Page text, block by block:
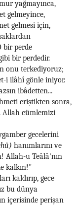
yağmayınca,
gelmeyince,
gelmesi için,
bir perde
bir perdedir.
onu terkediyoruz;
i ilâhî gönle iniyor.
ibâdetten...
eriştikten sonra,
Allah cümlemizi
gecelerini
hanımlarını ve
Allah-u Teâlâ'nın
kalkın!"
kaldırıp, gece
bu dünya
içerisinde perişan